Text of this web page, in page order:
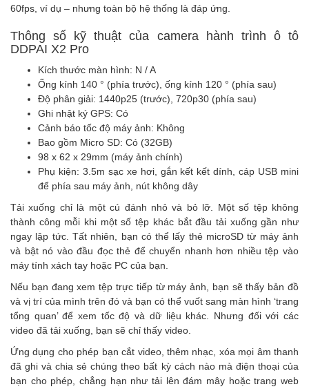
60fps, ví dụ – nhưng toàn bộ hệ thống là đáp ứng.
Thông số kỹ thuật của camera hành trình ô tô
DDPAI X2 Pro
Kích thước màn hình: N / A
Ống kính 140 ° (phía trước), ống kính 120 ° (phía sau)
Độ phân giải: 1440p25 (trước), 720p30 (phía sau)
Ghi nhật ký GPS: Có
Cảnh báo tốc độ máy ảnh: Không
Bao gồm Micro SD: Có (32GB)
98 x 62 x 29mm (máy ảnh chính)
Phụ kiện: 3.5m sạc xe hơi, gắn kết kết dính, cáp USB mini
để phía sau máy ảnh, nút không dây
Tải xuống chỉ là một cú đánh nhỏ và bỏ lỡ. Một số tệp không
thành công mỗi khi một số tệp khác bắt đầu tải xuống gần như
ngay lập tức. Tất nhiên, bạn có thể lấy thẻ microSD từ máy ảnh
và bật nó vào đầu đọc thẻ để chuyển nhanh hơn nhiều tệp vào
máy tính xách tay hoặc PC của bạn.
Nếu bạn đang xem tệp trực tiếp từ máy ảnh, bạn sẽ thấy bản đồ
và vị trí của mình trên đó và bạn có thể vuốt sang màn hình ‘trang
tổng quan’ để xem tốc độ và dữ liệu khác. Nhưng đối với các
video đã tải xuống, bạn sẽ chỉ thấy video.
Ứng dụng cho phép bạn cắt video, thêm nhạc, xóa mọi âm thanh
đã ghi và chia sẻ chúng theo bất kỳ cách nào mà điện thoại của
bạn cho phép, chẳng hạn như tải lên đám mây hoặc trang web